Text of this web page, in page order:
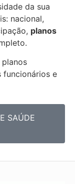
da sua
nacional,
planos
planos
funcionários e
SAÚDE